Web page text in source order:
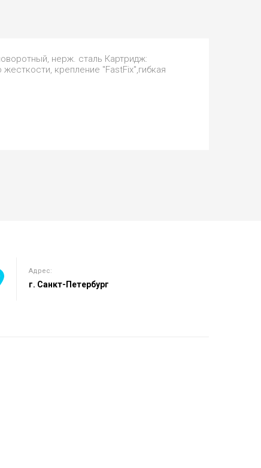
нерж. сталь Картридж:
крепление "FastFix",гибкая
Адрес:
г. Санкт-Петербург